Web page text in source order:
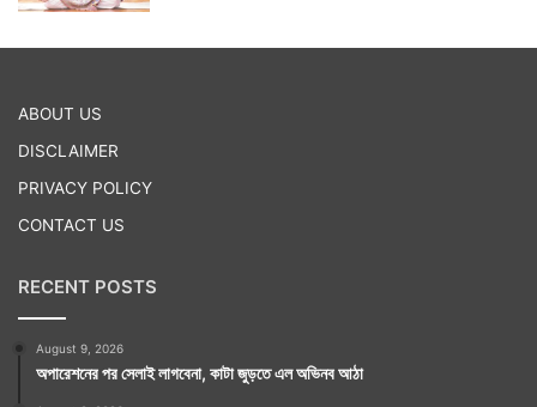
ABOUT US
DISCLAIMER
PRIVACY POLICY
CONTACT US
RECENT POSTS
August 9, 2026
অপারেশনের পর সেলাই লাগবেনা, কাটা জুড়তে এল অভিনব আঠা